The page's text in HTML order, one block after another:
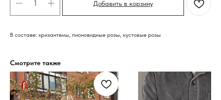
Добавить в корзину
В составе: хризантемы, пионовидные розы, кустовые розы
Смотрите также